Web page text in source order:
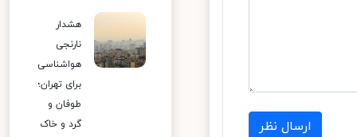
ارسال نظر
هشدار
نارنجی
هواشناسی
برای تهران؛
طوفان و
گرد و خاک